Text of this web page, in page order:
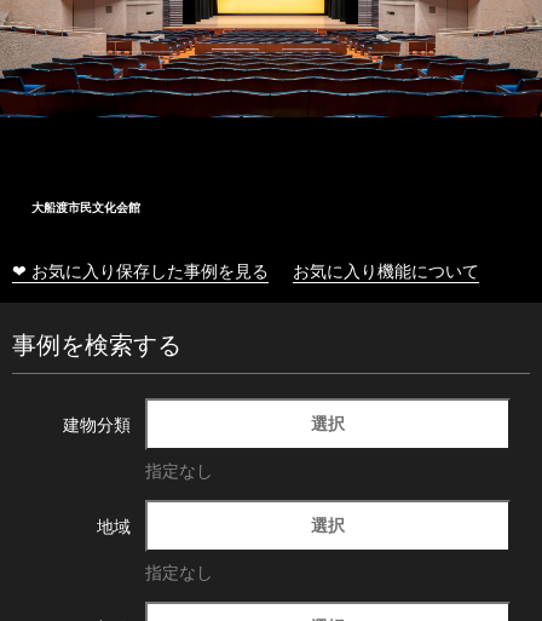
大船渡市民文化会館
❤ お気に入り保存した事例を見る お気に入り機能について
事例を検索する
建物分類 選択
指定なし
地域 選択
指定なし